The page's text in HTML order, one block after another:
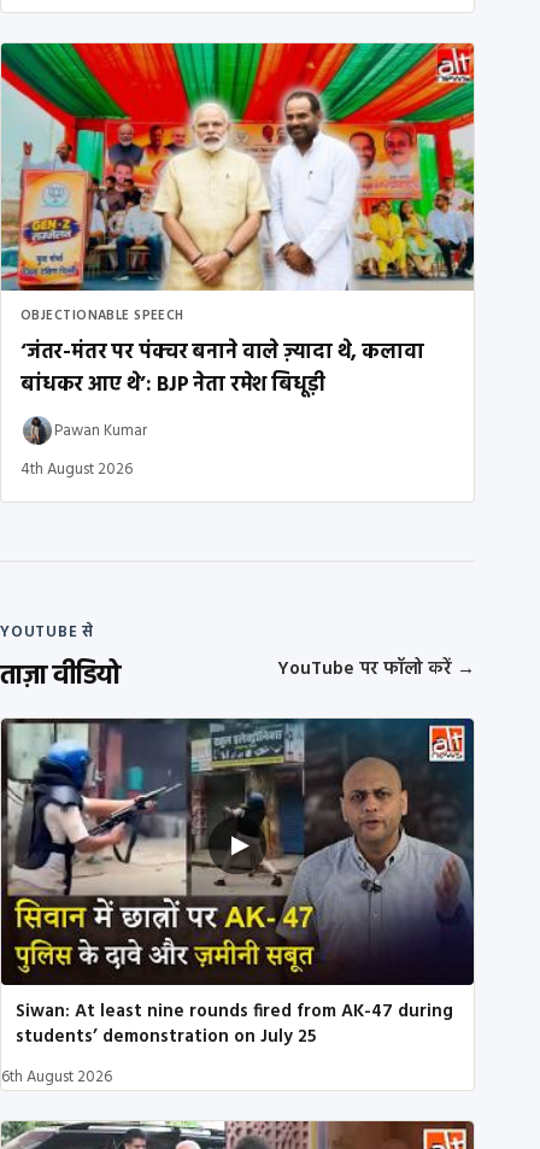
OBJECTIONABLE SPEECH
‘जंतर-मंतर पर पंक्चर बनाने वाले ज़्यादा थे, कलावा
बांधकर आए थे’: BJP नेता रमेश बिधूड़ी
Pawan Kumar
4th August 2026
YOUTUBE से
ताज़ा वीडियो YouTube पर फॉलो करें →
Siwan: At least nine rounds fired from AK-47 during
students’ demonstration on July 25
6th August 2026